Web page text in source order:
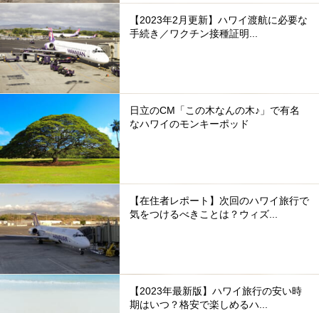
【2023年2月更新】ハワイ渡航に必要な
手続き／ワクチン接種証明...
日立のCM「この木なんの木♪」で有名
なハワイのモンキーポッド
【在住者レポート】次回のハワイ旅行で
気をつけるべきことは？ウィズ...
【2023年最新版】ハワイ旅行の安い時
期はいつ？格安で楽しめるハ...